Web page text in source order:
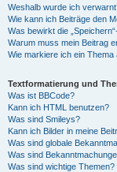
Weshalb wurde ich
Wie kann ich Beiträge den
Was bewirkt die
Warum muss mein Beitrag
Wie markiere ich ein Thema
Textformatierung und
Was ist BBCode?
Kann ich HTML benutzen?
Was sind Smileys?
Kann ich Bilder in meine
Was sind globale
Was sind
Was sind wichtige Themen?